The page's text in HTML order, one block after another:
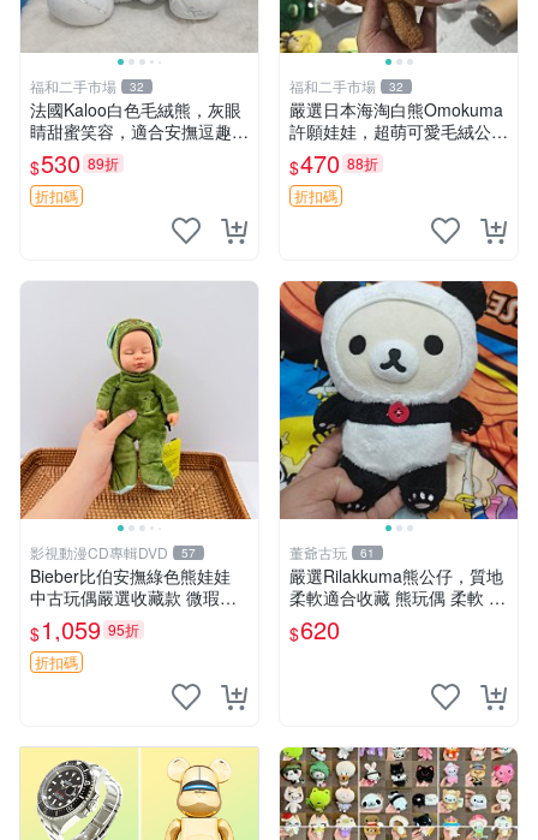
福和二手市場 32
法國Kaloo白色毛絨熊，灰眼
睛甜蜜笑容，適合安撫逗趣可
愛，柔軟面料手感佳。14 白
色安撫熊 毛絨玩具 寶寶逗樂
具
$530 89折
折扣碼
福和二手市場 32
嚴選日本海淘白熊Omokuma
許願娃娃，超萌可愛毛絨公仔
推薦收藏 白熊 Omokuma 毛
絨玩具 偽裝娃娃 玩具擺飾
$470 88折
折扣碼
影視動漫CD專輯DVD 57
Bieber比伯安撫綠色熊娃娃
中古玩偶嚴選收藏款 微瑕輕
度使用 Bieber綠熊娃娃 中古
玩偶 微瑕
$1,059 95折
折扣碼
董爺古玩 61
嚴選Rilakkuma熊公仔，質地
柔軟適合收藏 熊玩偶 柔軟 公
仔 收藏
$620